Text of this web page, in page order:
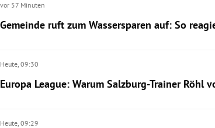
vor 57 Minuten
Gemeinde ruft zum Wassersparen auf: So
Heute, 09:30
Europa League: Warum Salzburg-Trainer Röhl
Heute, 09:29